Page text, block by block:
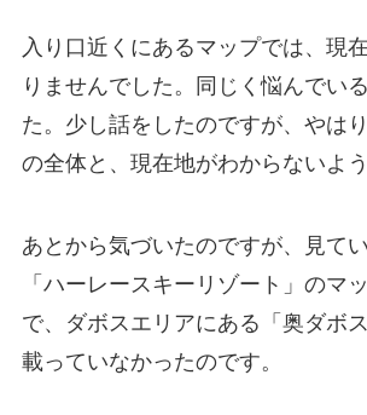
入り口近くにあるマップでは、現
りませんでした。同じく悩んでい
た。少し話をしたのですが、やは
の全体と、現在地がわからないよう
あとから気づいたのですが、見て
「ハーレースキーリゾート」のマ
で、ダボスエリアにある「奥ダボ
載っていなかったのです。